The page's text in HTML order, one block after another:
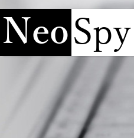
Программа